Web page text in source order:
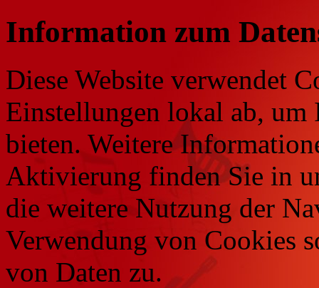
Information zum
Diese Website verwendet
Einstellungen lokal ab, um
bieten. Weitere
Aktivierung finden Sie in
die weitere Nutzung der
Verwendung von Cookies
von Daten zu.